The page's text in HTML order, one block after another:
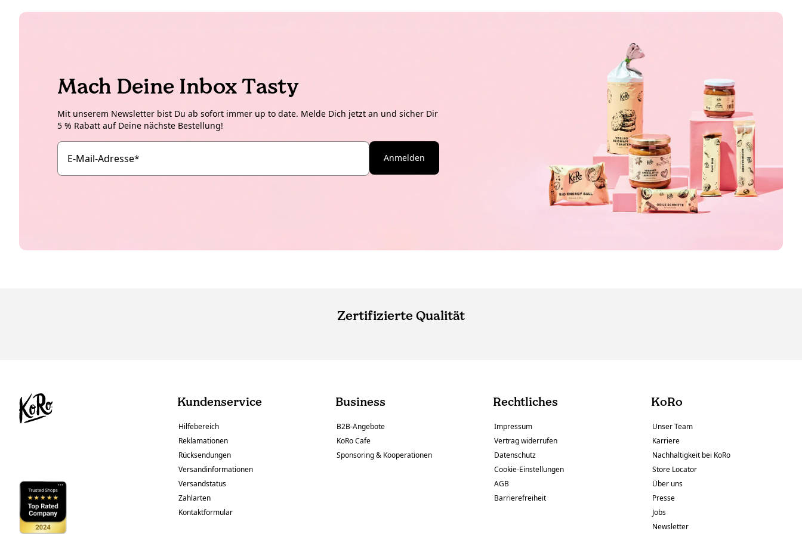
Mach Deine Inbox Tasty
Mit unserem Newsletter bist Du ab sofort immer up to date. Melde Dich jetzt an und sicher Dir
5 % Rabatt auf Deine nächste Bestellung!
E-Mail-Adresse* Anmelden
Zertifizierte Qualität
Kundenservice
Hilfebereich
Reklamationen
Rücksendungen
Versandinformationen
Versandstatus
Zahlarten
Kontaktformular
Business
B2B-Angebote
KoRo Cafe
Sponsoring & Kooperationen
Rechtliches
Impressum
Vertrag widerrufen
Datenschutz
Cookie-Einstellungen
AGB
Barrierefreiheit
KoRo
Unser Team
Karriere
Nachhaltigkeit bei KoRo
Store Locator
Über uns
Presse
Jobs
Newsletter